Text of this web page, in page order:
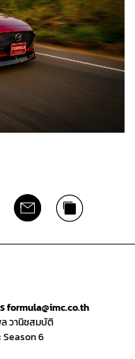
formula@imc.co.th
วานิชสมบัติ
6